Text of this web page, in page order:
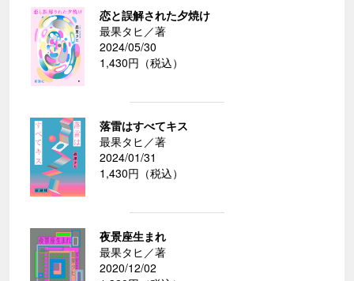
恋と誤解された夕焼け
最果タヒ／著
2024/05/30
1,430円（税込）
落雷はすべてキス
最果タヒ／著
2024/01/31
1,430円（税込）
夜景座生まれ
最果タヒ／著
2020/12/02